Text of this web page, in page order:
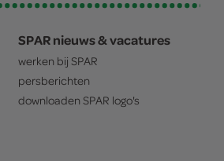
SPAR nieuws & vacatures
werken bij SPAR
persberichten
downloaden SPAR logo's